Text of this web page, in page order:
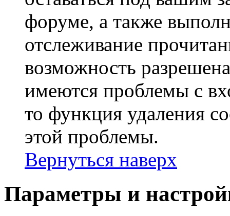
форуме, а также
отслеживание
возможность
имеются проблемы с
то функция удаления
этой проблемы.
Вернуться наверх
Параметры и